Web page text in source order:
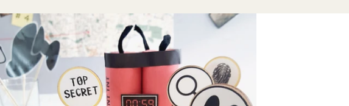
Schmuck & Accessoires Upcycling/Hack